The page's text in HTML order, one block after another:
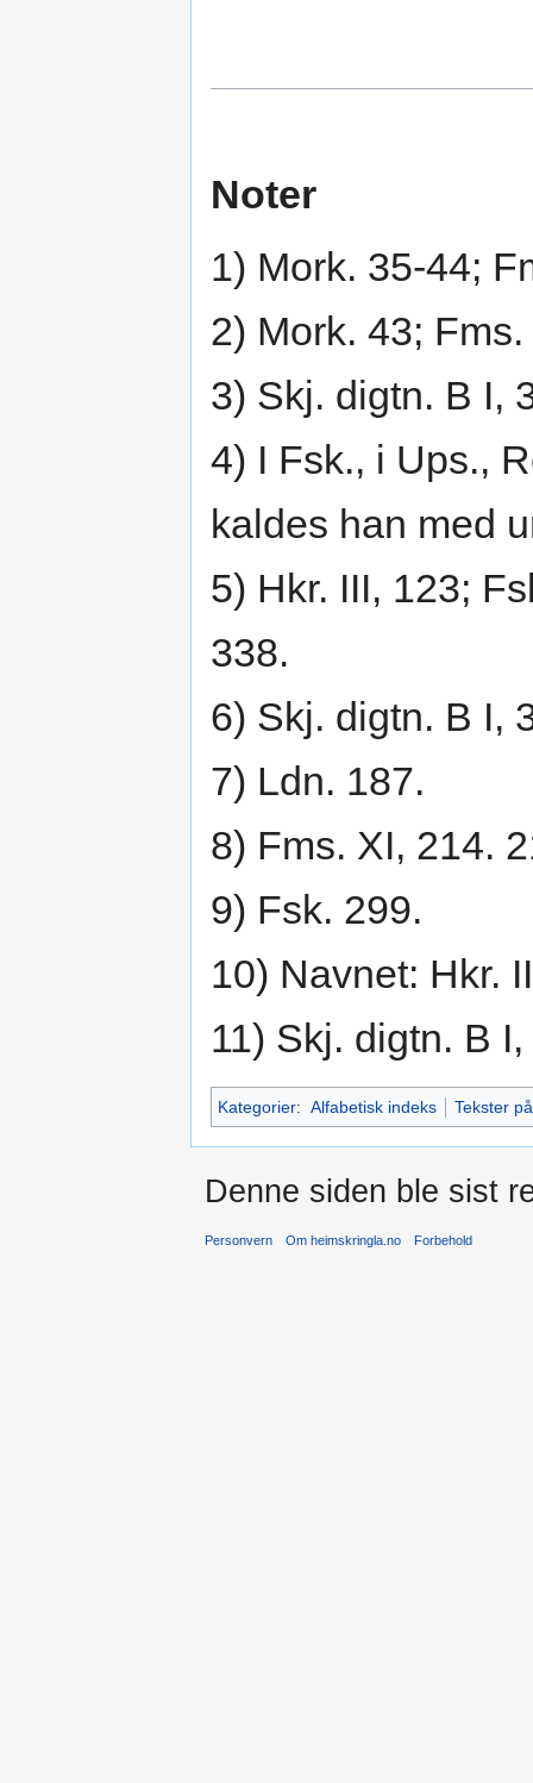
Noter
1) Mork. 35-44;
2) Mork. 43;
3) Skj. digtn. B I,
4) I Fsk., i Ups.,
kaldes han med
5) Hkr. III, 123;
338.
6) Skj. digtn. B I,
7) Ldn. 187.
8) Fms. XI, 214.
9) Fsk. 299.
10) Navnet: Hkr.
11) Skj. digtn. B
Kategorier: Alfabetisk indeks Tekster
Denne siden ble sist
Personvern Om heimskringla.no Forbehold